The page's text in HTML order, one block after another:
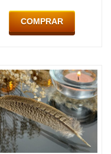
COMPRAR